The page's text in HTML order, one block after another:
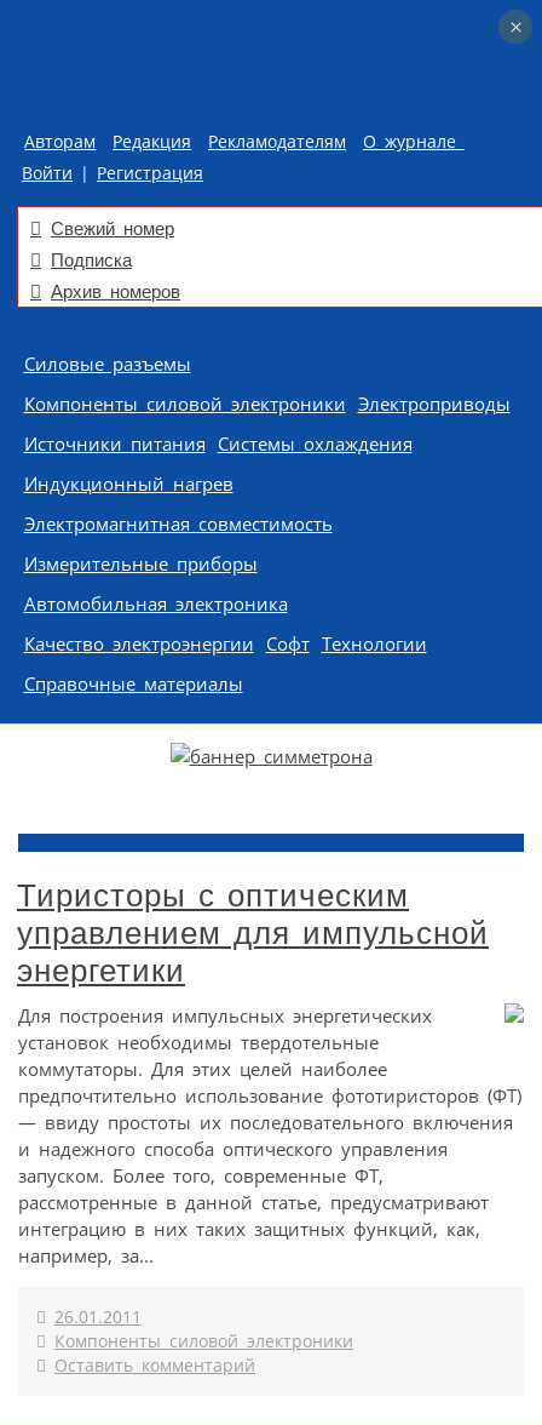
Авторам Редакция Рекламодателям
О журнале
Войти | Регистрация
Свежий номер
Подписка
Архив номеров
Skip to content
Силовые разъемы
Компоненты силовой электроники Электроприводы
Источники питания Системы охлаждения
Индукционный нагрев
Электромагнитная совместимость
Измерительные приборы
Автомобильная электроника
Качество электроэнергии Софт Технологии
Справочные материалы
Тиристоры с оптическим
управлением для импульсной
энергетики
Для построения импульсных энергетических
установок необходимы твердотельные
коммутаторы. Для этих целей наиболее
предпочтительно использование фототиристоров (ФТ)
— ввиду простоты их последовательного включения
и надежного способа оптического управления
запуском. Более того, современные ФТ,
рассмотренные в данной статье, предусматривают
интеграцию в них таких защитных функций, как,
например, за...
26.01.2011
Компоненты силовой электроники
Оставить комментарий
×
×